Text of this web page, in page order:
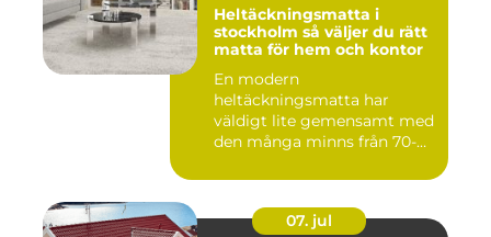
Heltäckningsmatta i
stockholm så väljer du rätt
matta för hem och kontor
En modern
heltäckningsmatta har
väldigt lite gemensamt med
den många minns från 70-
07. jul